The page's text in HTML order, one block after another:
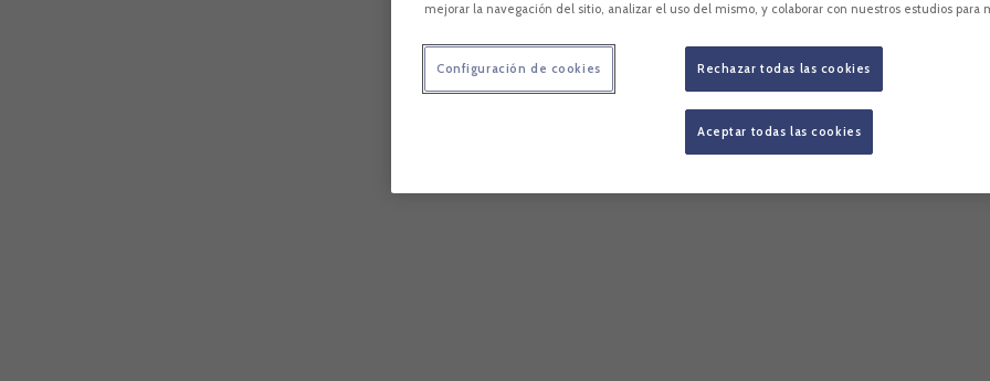
mejorar la navegación del sitio, analizar el uso del mismo, y colaborar con nuestros estudios para
Rechazar todas las cookies
Aceptar todas las cookies
Configuración de cookies